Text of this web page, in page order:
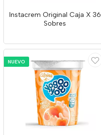
Instacrem Original Caja X 36
Sobres
NUEVO